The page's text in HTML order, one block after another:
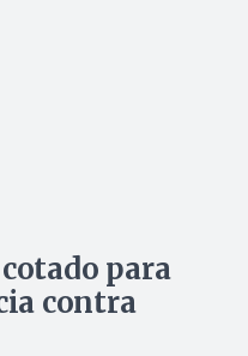
para
contra